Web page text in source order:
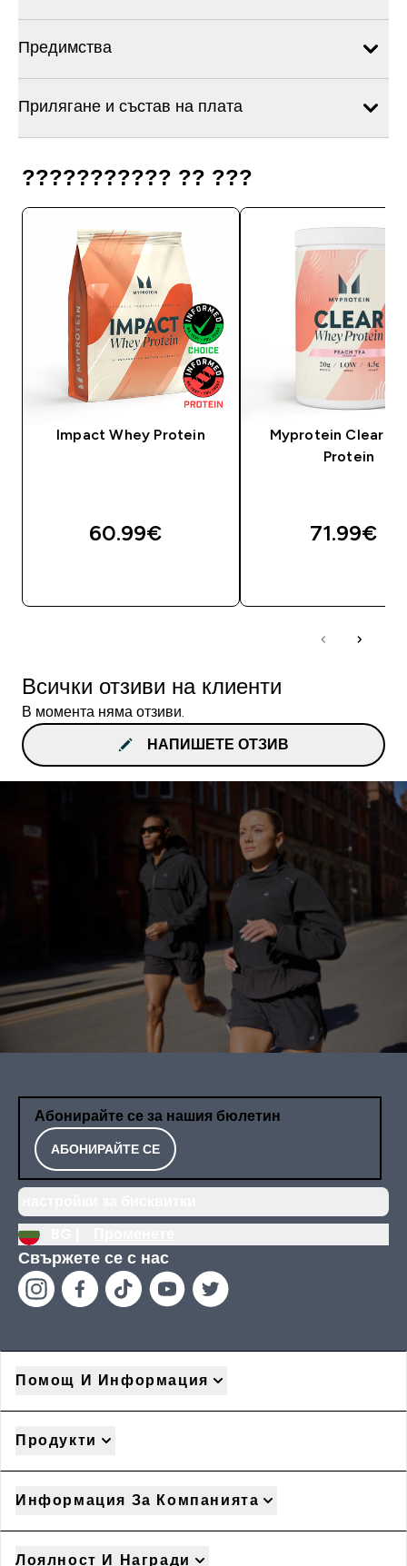
Предимства
Прилягане и състав на плата
??????????? ?? ???
Impact Whey Protein
60.99€‎
Myprotein Clear
Protein
71.99€‎
Всички отзиви на клиенти
В момента няма отзиви.
НАПИШЕТЕ ОТЗИВ
Абонирайте се за нашия бюлетин
АБОНИРАЙТЕ СЕ
Свържете се с нас
Помощ И Информация
Продукти
Информация За Компанията
Лоялност И Награди